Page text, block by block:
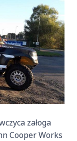
załoga
Cooper Works